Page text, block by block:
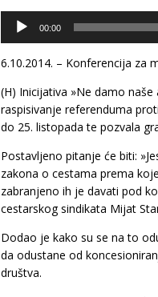
Audio
Player
00:00
6.10.2014. – Konferencija za
(H) Inicijativa »Ne damo
raspisivanje referenduma
do 25. listopada te pozvala
Postavljeno pitanje će biti:
zakona o cestama prema
zabranjeno ih je davati pod
cestarskog sindikata Mijat
Dodao je kako su se na to
da odustane od
društva.